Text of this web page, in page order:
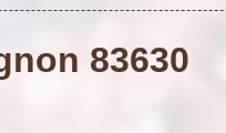
83630